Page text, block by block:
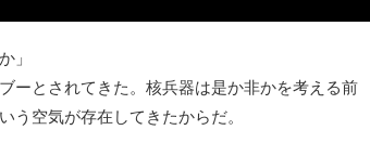
」
ーとされてきた。核兵器は是か非かを考える前
う空気が存在してきたからだ。